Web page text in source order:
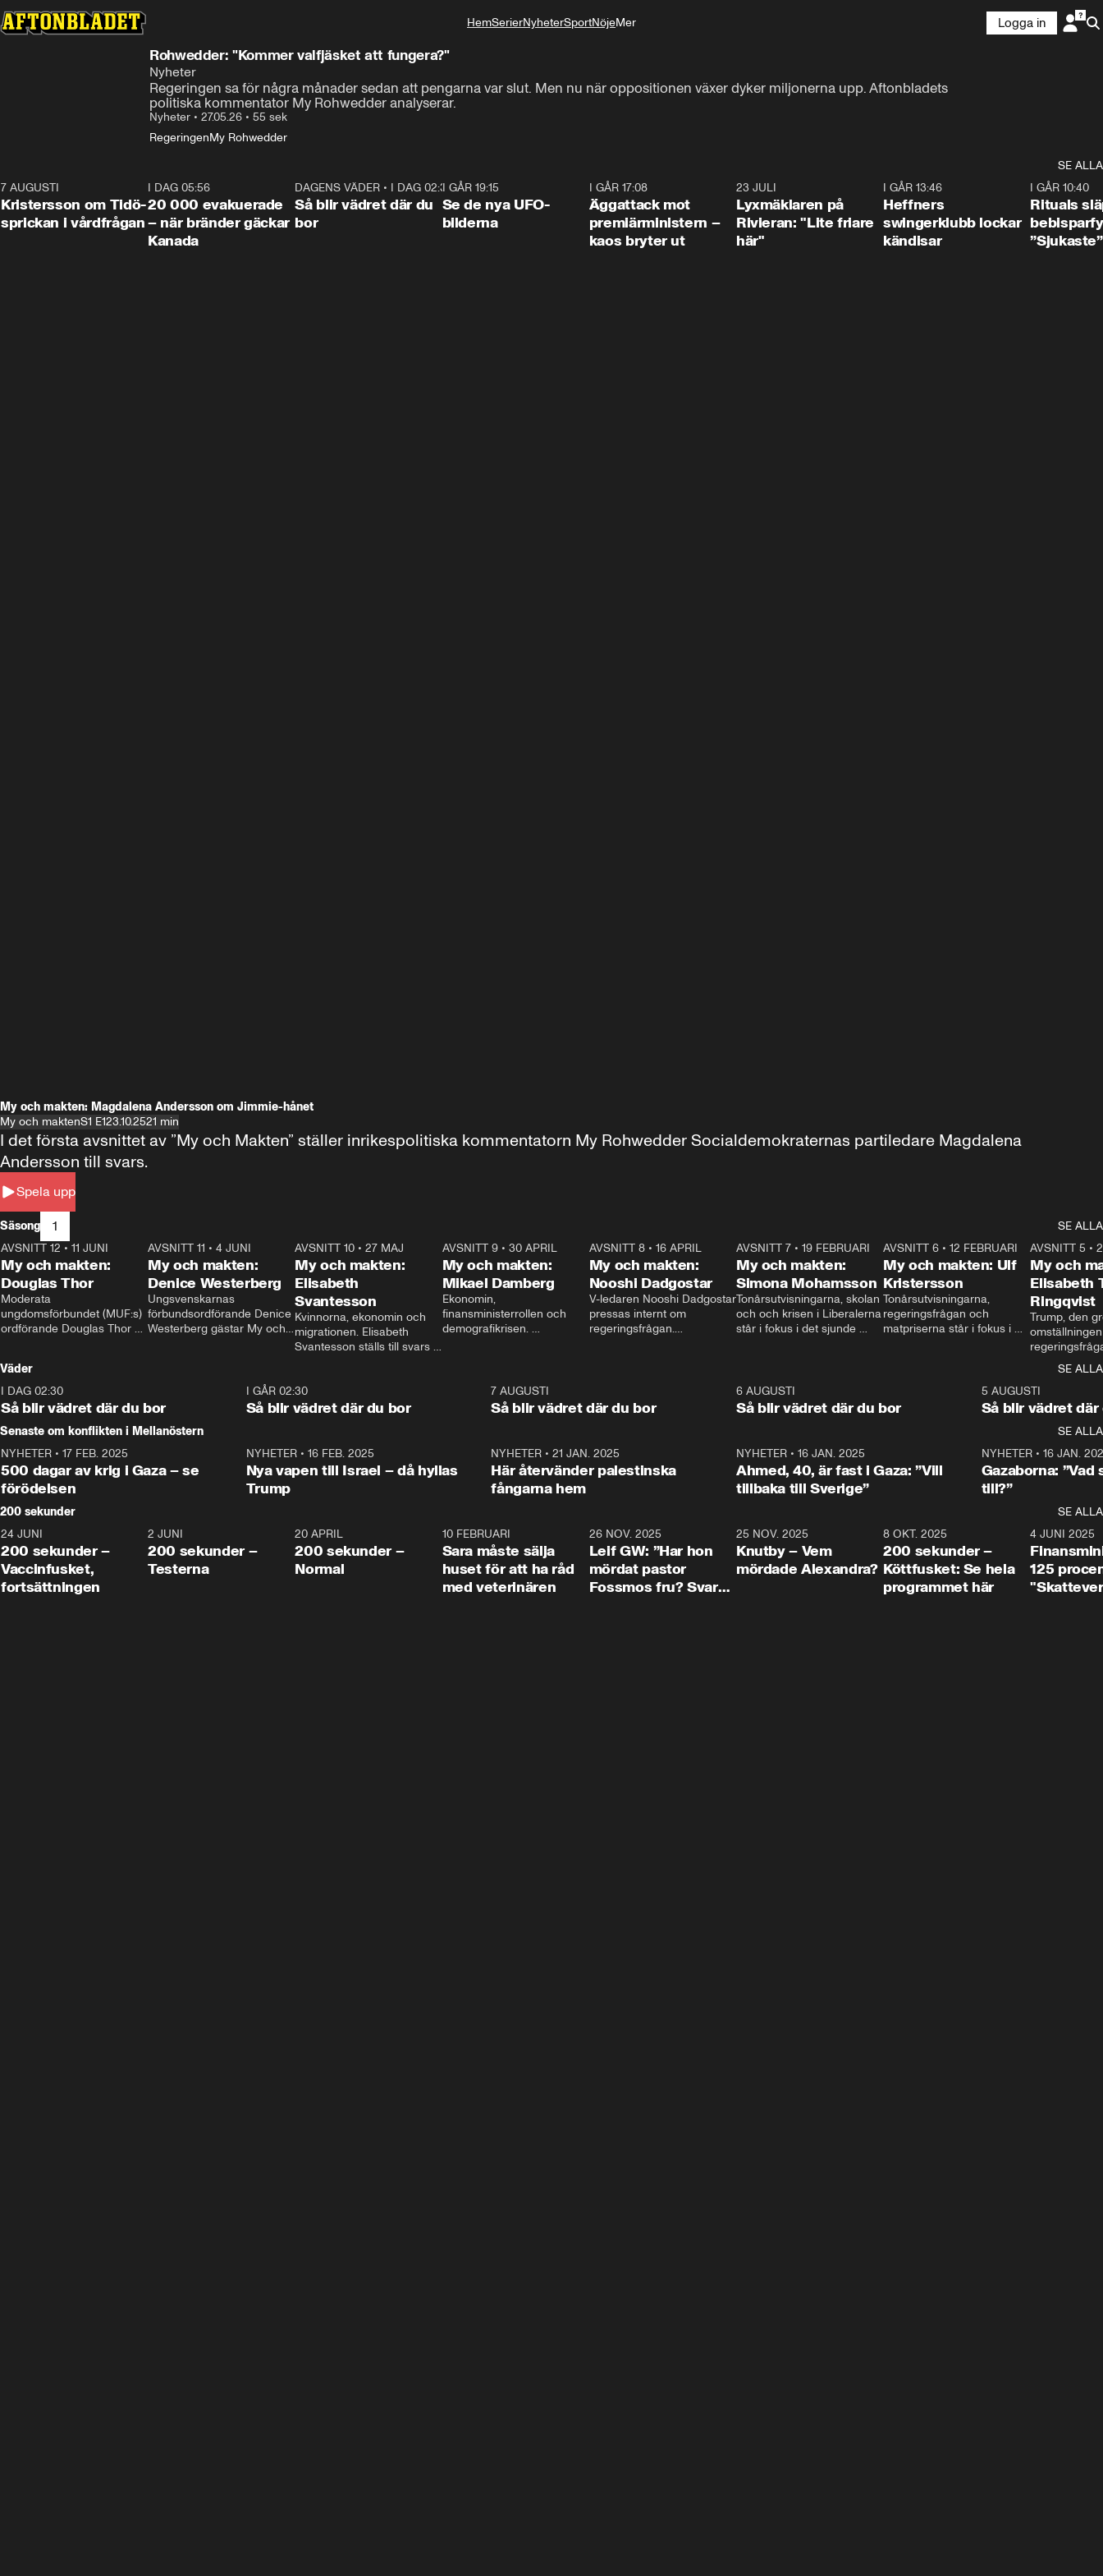
HemSerierNyheterSportNöjeMer
Logga in
Rohwedder: "Kommer valfjäsket att fungera?"
Nyheter
Regeringen sa för några månader sedan att pengarna var slut. Men nu när oppositionen växer dyker miljonerna upp. Aftonbladets
politiska kommentator My Rohwedder analyserar.
Nyheter • 27.05.26 • 55 sek
RegeringenMy Rohwedder
SE ALLA
7 AUGUSTI
Kristersson om Tidö-
sprickan i vårdfrågan
I DAG 05:56
20 000 evakuerade
– när bränder gäckar
Kanada
1:06
DAGENS VÄDER • I DAG 02:30
Så blir vädret där du
bor
I GÅR 19:15
Se de nya UFO-
bilderna
I GÅR 17:08
Äggattack mot
premiärministern –
kaos bryter ut
23 JULI
Lyxmäklaren på
Rivieran: "Lite friare
här"
I GÅR 13:46
Heffners
swingerklubb lockar
kändisar
I GÅR 10:40
Rituals
”Sjukaste”
My och makten: Magdalena Andersson om Jimmie-hånet
My och maktenS1 E123.10.2521 min
Spela upp
I det första avsnittet av ”My och Makten” ställer inrikespolitiska kommentatorn My Rohwedder Socialdemokraternas partiledare Magdalena
Andersson till svars.
Säsong 1
SE ALLA
26:27
AVSNITT 12 • 11 JUNI
My och makten:
Douglas Thor
Moderata
ungdomsförbundet (MUF:s)
ordförande Douglas Thor
tonårsutvisningarna och hur
Moderaterna ska locka
väljare till valet i höst.
23:40
AVSNITT 11 •4 JUNI
My och makten:
Denice Westerberg
Ungsvenskarnas
förbundsordförande Denice
Westerberg gästar My och
AVSNITT 10 •27 MAJ
My och makten:
Elisabeth
Svantesson
Kvinnorna, ekonomin och
migrationen. Elisabeth
Svantesson ställs till svars
AVSNITT 9• 30 APRIL
My och makten:
Mikael Damberg
Ekonomin,
finansministerrollen och
demografikrisen.
och Makten.
AVSNITT 8• 16 APRIL
My och makten:
Nooshi Dadgostar
V-ledaren Nooshi Dadgostar
pressas internt om
regeringsfrågan.
– Vi ställer upp i val. Ska vi
vara med så sitter vi förstås
24:30
AVSNITT 7• 19 FEBRUARI
My och makten:
Simona Mohamsson
Tonårsutvisningarna, skolan
och och krisen i Liberalerna
står i fokus i det sjunde
kommentator My
Rohwedder ställer
utbildnings- och
Mohamsson till svars.
27:30
AVSNITT 6 •12 FEBRUARI
My och makten: Ulf
Kristersson
Tonårsutvisningarna,
regeringsfrågan och
matpriserna står i fokus i
Rohwedder ställer
statsminister Ulf Kristersson
AVSNITT 5 •
My och
Elisabeth
Ringqvist
Trump, den
centrum i
avsnittet av
Makten”. Se
Aftonbladets
Rohwedder
Thand Ring
Väder
SE ALLA
I DAG 02:30
Så blir vädret där du bor
1:06
I GÅR 02:30
Så blir vädret där du bor
7 AUGUSTI
Så blir vädret där du bor
6 AUGUSTI
Så blir vädret där du bor
5 AUGUSTI
Så blir vädret där
Senaste om konflikten i Mellanöstern
SE ALLA
NYHETER • 17 FEB. 2025
500 dagar av krig i Gaza – se
förödelsen
NYHETER• 16 FEB. 2025
Nya vapen till Israel – då hyllas
Trump
NYHETER •21 JAN. 2025
Här återvänder palestinska
fångarna hem
NYHETER• 16 JAN. 2025
Ahmed, 40, är fast i Gaza: ”Vill
tillbaka till Sverige”
NYHETER• 16 JAN.
Gazaborna:
till?”
200 sekunder
SE ALLA
5:00
24 JUNI
200 sekunder –
Vaccinfusket,
fortsättningen
4:23
2 JUNI
200 sekunder –
Testerna
20 APRIL
200 sekunder –
Normal
10 FEBRUARI
Sara måste sälja
huset för att ha råd
med veterinären
26 NOV. 2025
Leif GW: ”Har hon
mördat pastor
Fossmos fru? Svar
31:05
25 NOV. 2025
Knutby – Vem
mördade Alexandra?
4:29
8 OKT. 2025
200 sekunder –
Köttfusket: Se hela
programmet här
4 JUNI 2025
125